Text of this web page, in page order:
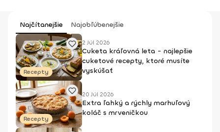
Najčítanejšie Najobľúbenejšie
Recepty
2 Júl 2026
Cuketa kráľovná leta - najlepšie
cuketové recepty, ktoré musíte
vyskúšať
Recepty
20 Júl 2026
Extra ľahký a rýchly marhuľový
koláč s mrveničkou